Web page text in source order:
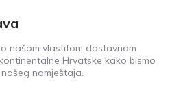
našom vlastitom dostavnom
Hrvatske kako bismo
namještaja.